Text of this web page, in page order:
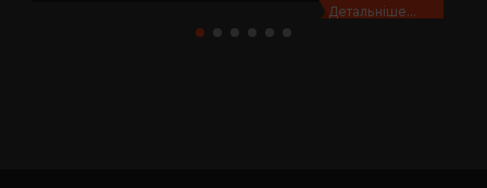
Детальніше...